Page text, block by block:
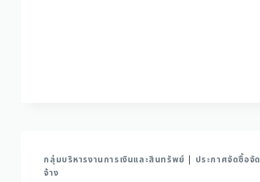
กลุ่มบริหารงานการเงินและสินทรัพย์ | ประกาศจัดซื้อจัด
จ้าง